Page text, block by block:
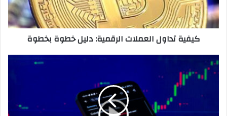
بخطوة
كيفية تداول العملات الرقمية: دليل خطوة بخطوة
كيفية
الاستثمار